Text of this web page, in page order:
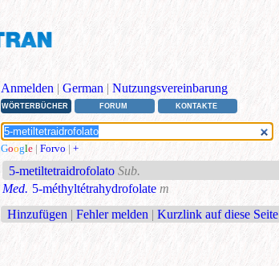
Anmelden | German | Nutzungsvereinbarung
WÖRTERBÜCHER FORUM KONTAKTE
Google | Forvo | +
5-metiltetraidrofolato Sub.
Med. 5-méthyltétrahydrofolate m
Hinzufügen | Fehler melden | Kurzlink auf diese Seite